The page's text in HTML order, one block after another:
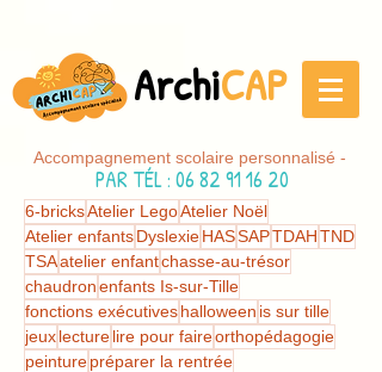
ArchiCAP
Accompagnement scolaire personnalisé -
PAR TÉL: 06 82 91 16 20
6-bricksAtelier LegoAtelier Noël
Atelier enfantsDyslexieHASSAPTDAHTND
TSAatelier enfantchasse-au-trésor
chaudronenfants Is-sur-Tille
fonctions exécutiveshalloween is sur tille
jeuxlecturelire pour faireorthopédagogie
peinturepréparer la rentrée